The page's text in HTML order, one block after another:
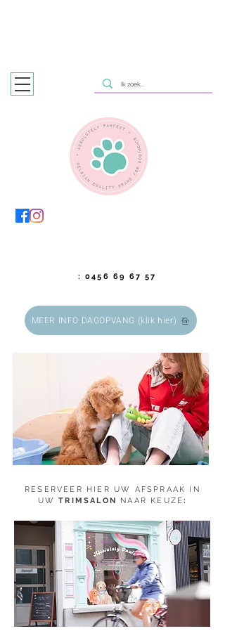
: 0456 69 67 57
MEER INFO DAGOPVANG (klik hier)
RESERVEER HIER UW AFSPRAAK IN
UWTRIMSALON NAAR KEUZE: